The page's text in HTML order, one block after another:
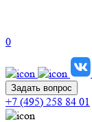
0
Задать вопрос
+7 (495) 258 84 01